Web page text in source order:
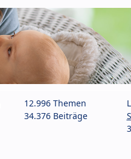
12.996 Themen
34.376 Beiträge